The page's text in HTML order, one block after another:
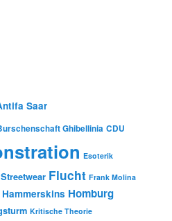
Saar
Ghibellinia CDU
Esoterik
Flucht Frank Molina
Hammerskins Homburg
Kritische Theorie